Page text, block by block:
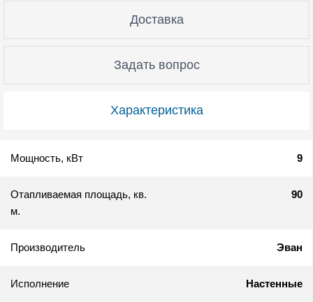
Характеристика
Доставка
Задать вопрос
Мощность, кВт 9
Отапливаемая площадь, кв.
м.
90
Производитель Эван
Исполнение Настенные